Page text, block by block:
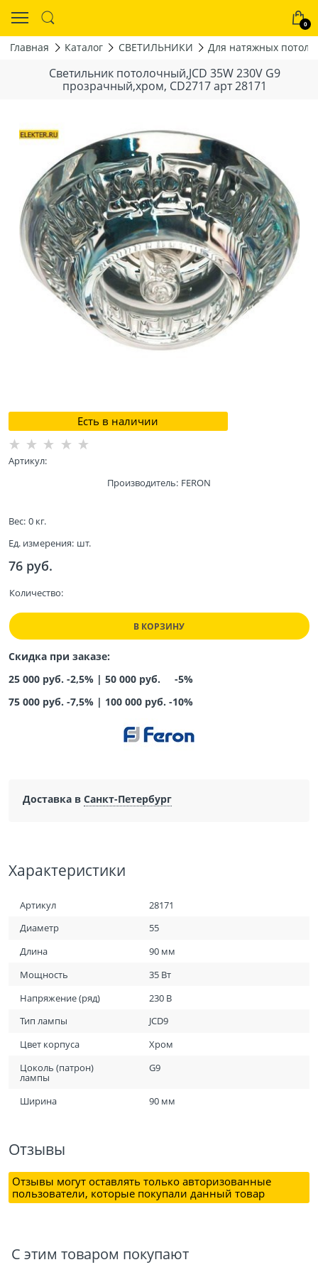
0
Главная Каталог СВЕТИЛЬНИКИ Для натяжных
Светильник потолочный,JCD 35W 230V G9
прозрачный,хром, CD2717 арт 28171
Есть в наличии
Артикул:
Производитель: FERON
Вес: 0 кг.
Ед. измерения: шт.
76 руб.
Количество:
В КОРЗИНУ
Скидка при заказе:
25 000 руб. -2,5% | 50 000 руб. -5%
75 000 руб. -7,5% | 100 000 руб. -10%
Доставка в Санкт-Петербург
Характеристики
Артикул
28171
Диаметр
55
Длина
90 мм
Мощность
35 Вт
Напряжение (ряд)
230 В
Тип лампы
JCD9
Цвет корпуса
Хром
Цоколь (патрон)
лампы
G9
Ширина 90 мм
Отзывы
Отзывы могут оставлять только авторизованные
пользователи, которые покупали данный товар
С этим товаром покупают